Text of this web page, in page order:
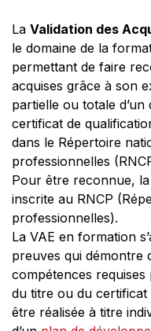
La Validation des
le domaine de la
permettant de faire
acquises grâce à son
partielle ou totale d’un
certificat de
dans le Répertoire
professionnelles
Pour être reconnue,
inscrite au RNCP
professionnelles).
La VAE en formation
preuves qui démontre
compétences
du titre ou du certificat
être réalisée à titre